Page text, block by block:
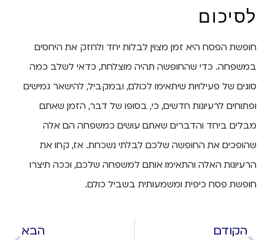
לסיכום
חופשת הפסח היא זמן מצוין לבלות יחד ולחזק את היחסים
במשפחה. כדי שהחופשה תהיה מוצלחת, כדאי לשלב כמה
סוגים של פעילויות שיתאימו לכולם, ובמקביל, להישאר גמישים
ופתוחים לרעיונות חדשים, כי, בסופו של דבר, הזמן שאתם
מבלים ביחד והדברים שאתם עושים כמשפחה הם אלה
שהופכים את החופשה שלכם לבלתי נשכחת. אז, קחו את
הרעיונות האלה והתאימו אותם למשפחה שלכם, וככה תיצרו
חופשת פסח כיפית ומשמעותית בשביל כולם.
הקודם הבא